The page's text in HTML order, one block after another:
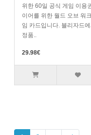
위한 60일 공식 게임 이용
이어를 위한 월드 오브 워
임 카드입니다. 블리자드
정품..
29.98€